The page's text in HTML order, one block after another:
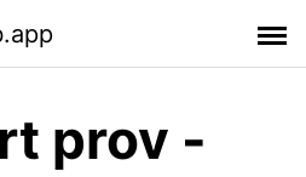
prov -